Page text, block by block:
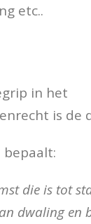
etc..
in het
is de
bepaalt:
die is tot
dwaling en